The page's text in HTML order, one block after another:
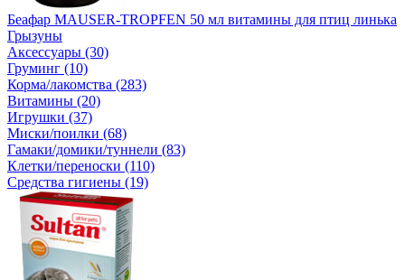
Беафар MAUSER-TROPFEN 50 мл витамины для птиц линька
Грызуны
Аксессуары (30)
Груминг (10)
Корма/лакомства (283)
Витамины (20)
Игрушки (37)
Миски/поилки (68)
Гамаки/домики/туннели (83)
Клетки/переноски (110)
Средства гигиены (19)